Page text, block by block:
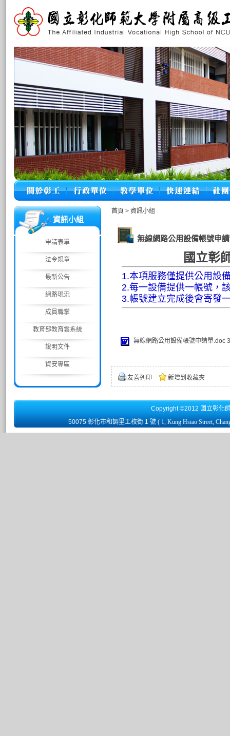
資訊小組
申請表單
法令規章
最新公告
網路現況
成員職掌
教育部教育雲系統
說明文件
資安專區
首頁 > 資訊小組
無線網路公用設備帳號申
國立彰
1.本項服務僅提供公用設
2.每一設備提供一帳號，
3.帳號建立完成後會寄發
無線網路公用設備帳號申請單.doc
友善列印 新增到收藏夾
Copyright ©2012 國立彰化
50075 彰化市和調里工校街 1 號 ( 1, Kung Hsiao Street,